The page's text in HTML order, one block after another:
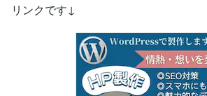
リンクです↓